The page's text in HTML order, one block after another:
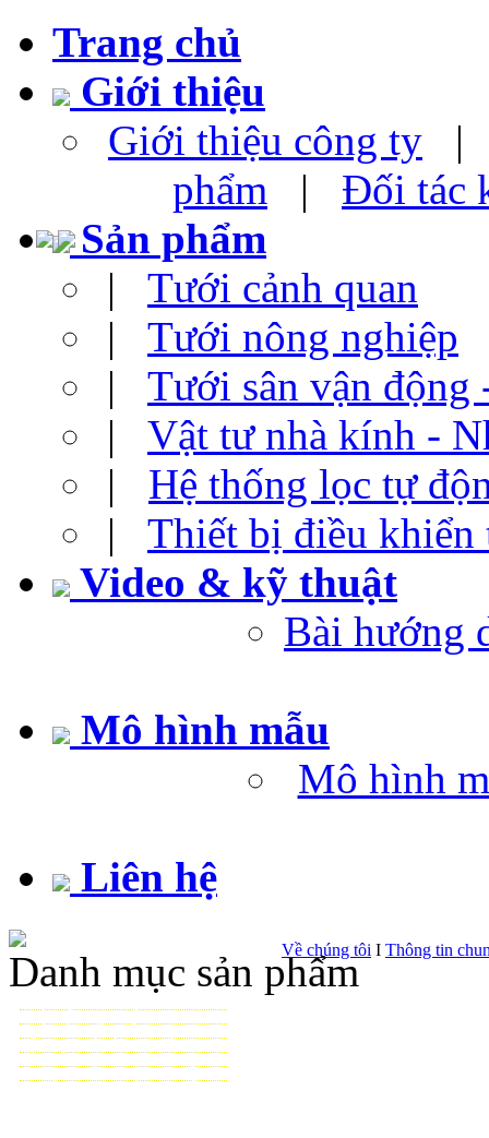
Trang chủ
Giới thiệu
Giới thiệu công ty
phẩm | Đối tác
Sản phẩm
| Tưới cảnh quan
| Tưới nông nghiệp
| Tưới sân vận động
| Vật tư nhà kính -
| Hệ thống lọc tự
| Thiết bị điều khiển
Video & kỹ thuật
Bài hướng
Mô hình mẫu
Mô hình
Liên hệ
Về chúng tôi I Thông tin
Danh mục sản phẩm